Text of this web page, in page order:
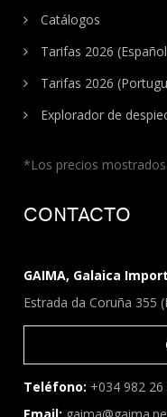
Catálogos
Tarifas 2026
Tarifas 2026
Explorador de
*Los precios
CONTACTO
GAIMA, Galaica
Estrada da Coruña 355
Teléfono: +034 982 26